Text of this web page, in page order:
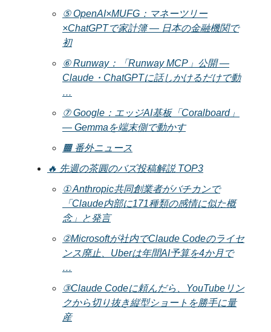
⑤ OpenAI×MUFG：マネーツリー
×ChatGPTで家計簿 — 日本の金融機関で
初
⑥ Runway：「Runway MCP」公開 —
Claude・ChatGPTに話しかけるだけで動
…
⑦ Google：エッジAI基板「Coralboard」
— Gemmaを端末側で動かす
🟧 番外ニュース
🔥 先週の茶圓のバズ投稿解説 TOP3
① Anthropic共同創業者がバチカンで
「Claude内部に171種類の感情に似た概
念」と発言
②Microsoftが社内でClaude Codeのライセ
ンス廃止、Uberは年間AI予算を4か月で
…
③Claude Codeに頼んだら、YouTubeリン
クから切り抜き縦型ショートを勝手に量
産